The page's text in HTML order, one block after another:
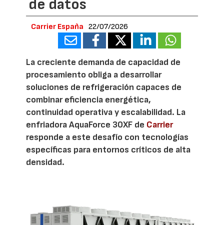
de datos
Carrier España 22/07/2026
La creciente demanda de capacidad de
procesamiento obliga a desarrollar
soluciones de refrigeración capaces de
combinar eficiencia energética,
continuidad operativa y escalabilidad. La
enfriadora AquaForce 30XF de Carrier
responde a este desafío con tecnologías
específicas para entornos críticos de alta
densidad.